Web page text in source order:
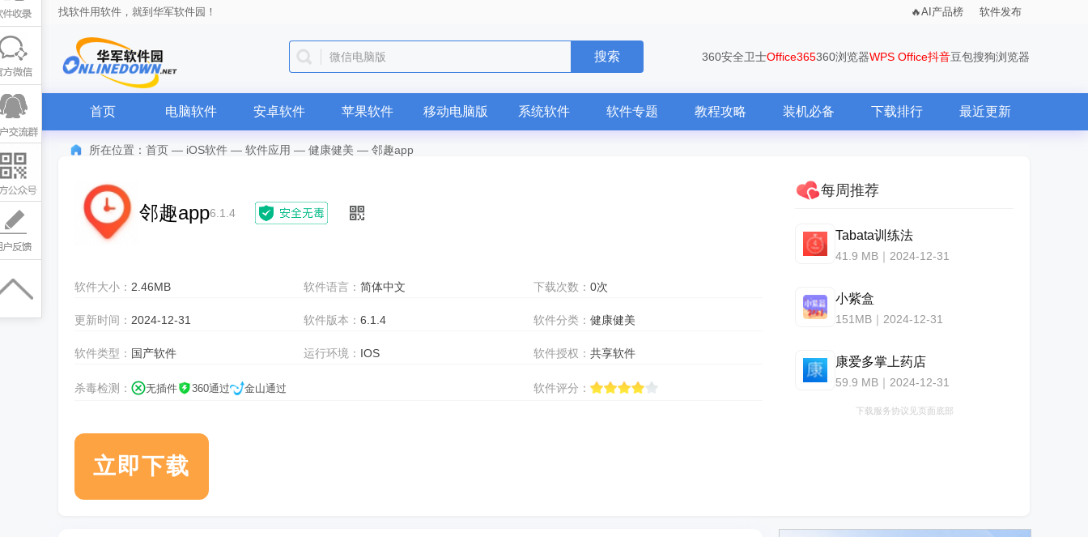
找软件用软件，就到华军软件园！ AI产品榜 软件发布
微信电脑版 搜索 360安全卫士Office365360浏览器WPS Office抖音豆包搜狗浏览器
首页 电脑软件 安卓软件 苹果软件 移动电脑版 系统软件 软件专题 教程攻略 装机必备 下载排行 最近更新
所在位置： 首页 — iOS软件 — 软件应用 — 健康健美 — 邻趣app
邻趣app6.1.4
软件大小： 2.46MB 软件语言：简体中文 下载次数： 0次
更新时间： 2024-12-31 软件版本：6.1.4 软件分类： 健康健美
软件类型： 国产软件 运行环境： IOS 软件授权： 共享软件
杀毒检测： 无插件 360通过 金山通过 软件评分：
立即下载
每周推荐
Tabata训练法
41.9 MB｜2024-12-31
小紫盒
151MB｜2024-12-31
康爱多掌上药店
59.9 MB｜2024-12-31
下载服务协议见页面底部